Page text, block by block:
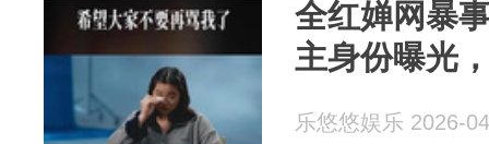
全红婵网暴
主身份曝光
乐悠悠娱乐 2026-